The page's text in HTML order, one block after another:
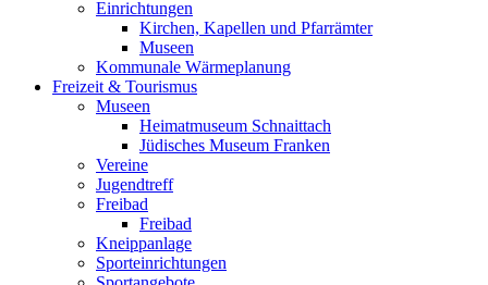
Einrichtungen
Kirchen, Kapellen und Pfarrämter
Museen
Kommunale Wärmeplanung
Freizeit & Tourismus
Museen
Heimatmuseum Schnaittach
Jüdisches Museum Franken
Vereine
Jugendtreff
Freibad
Freibad
Kneippanlage
Sporteinrichtungen